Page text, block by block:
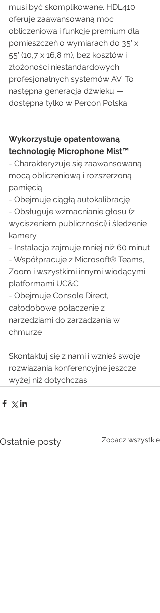
musi być skomplikowane. HDL410
oferuje zaawansowaną moc
obliczeniową i funkcje premium dla
pomieszczeń o wymiarach do 35' x
55' (10,7 x 16,8 m), bez kosztów i
złożoności niestandardowych
profesjonalnych systemów AV. To
następna generacja dźwięku —
dostępna tylko w Percon Polska.
Wykorzystuje opatentowaną
technologię Microphone Mist™
- Charakteryzuje się zaawansowaną
mocą obliczeniową i rozszerzoną
pamięcią
- Obejmuje ciągłą autokalibrację
- Obsługuje wzmacnianie głosu (z
wyciszeniem publiczności) i śledzenie
kamery
- Instalacja zajmuje mniej niż 60 minut
- Współpracuje z Microsoft® Teams,
Zoom i wszystkimi innymi wiodącymi
platformami UC&C
- Obejmuje Console Direct,
całodobowe połączenie z
narzędziami do zarządzania w
chmurze
Skontaktuj się z nami i wznieś swoje
rozwiązania konferencyjne jeszcze
wyżej niż dotychczas.
Ostatnie posty Zobacz wszystkie